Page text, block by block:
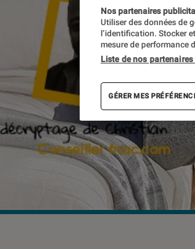
Nos partenaires
Utiliser des données de
l’identification. Stocker
mesure de performance
Liste de nos partenaires
GÉRER MES